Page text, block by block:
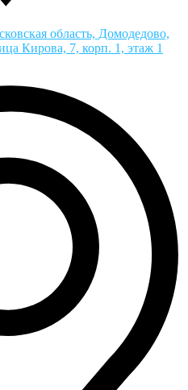
область, Домодедово,
Кирова, 7, корп. 1, этаж 1